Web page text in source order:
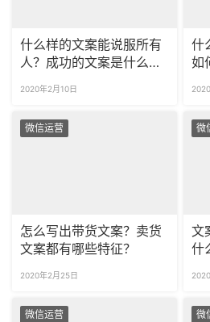
什么样的文案能说服所有
人？成功的文案是什么样
2020年2月10日
什
如
微信运营
怎么写出带货文案？卖货
文案都有哪些特征？
2020年2月25日
微
文
什
微信运营 微